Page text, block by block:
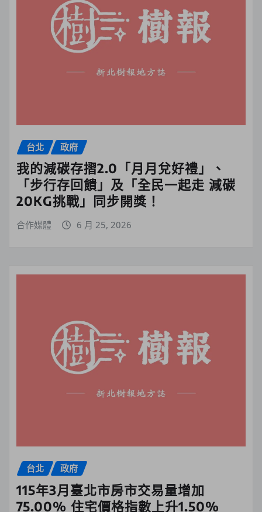
台北 政府
我的減碳存摺2.0「月月兌好禮」、
「步行存回饋」及「全民一起走 減碳
20KG挑戰」同步開獎！
合作媒體 6 月 25, 2026
台北 政府
115年3月臺北市房市交易量增加
75.00% 住宅價格指數上升1.50%